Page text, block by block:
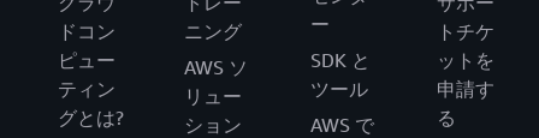
ドコン
ピュー
ティン
グとは?
ニング
AWS ソ
リュー
ション
ー
SDK と
ツール
AWS で
トチケ
ットを
申請す
る